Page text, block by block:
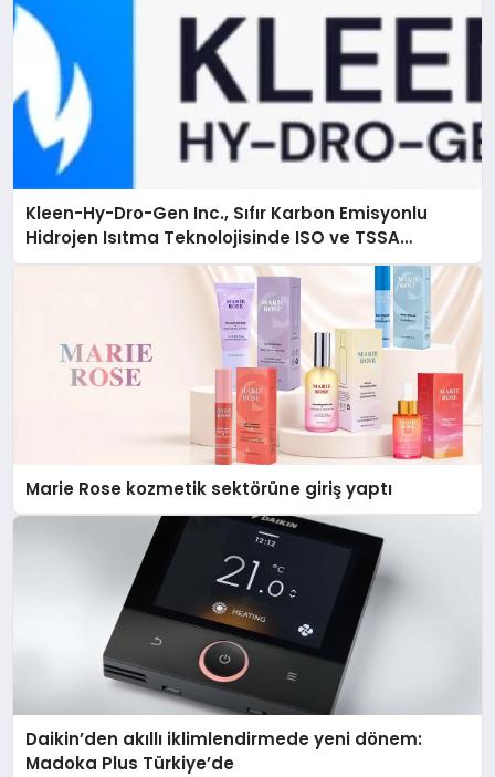
Kleen-Hy-Dro-Gen Inc., Sıfır Karbon Emisyonlu
Hidrojen Isıtma Teknolojisinde ISO ve TSSA
Düzenleyici Onaylarını Aldı
Marie Rose kozmetik sektörüne giriş yaptı
Daikin’den akıllı iklimlendirmede yeni dönem:
Madoka Plus Türkiye’de